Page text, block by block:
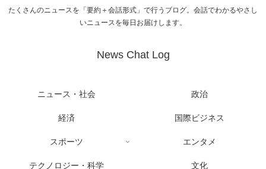
たくさんのニュースを「要約＋会話形式」で行うブログ。会話でわかるやさし
いニュースを毎日お届けします。
News Chat Log
ニュース・社会 政治
経済 国際ビジネス
スポーツ エンタメ
テクノロジー・科学 文化